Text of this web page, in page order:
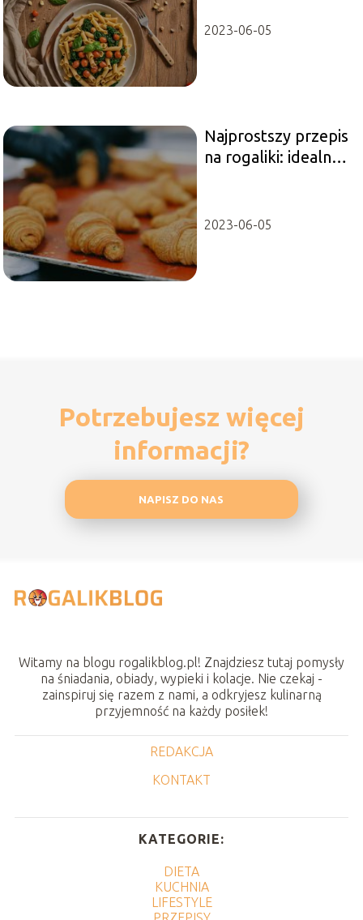
2023-06-05
Najprostszy przepis
na rogaliki: idealne
2023-06-05
Potrzebujesz więcej
informacji?
NAPISZ DO NAS
Witamy na blogu rogalikblog.pl! Znajdziesz tutaj pomysły
na śniadania, obiady, wypieki i kolacje. Nie czekaj -
zainspiruj się razem z nami, a odkryjesz kulinarną
przyjemność na każdy posiłek!
REDAKCJA
KONTAKT
KATEGORIE:
DIETA
KUCHNIA
LIFESTYLE